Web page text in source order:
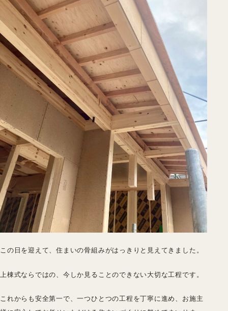
この日を迎えて、住まいの骨組みがはっきりと見えてきました。
上棟式ならではの、今しか見ることのできない大切な工程です。
これからも安全第一で、一つひとつの工程を丁寧に進め、お施主